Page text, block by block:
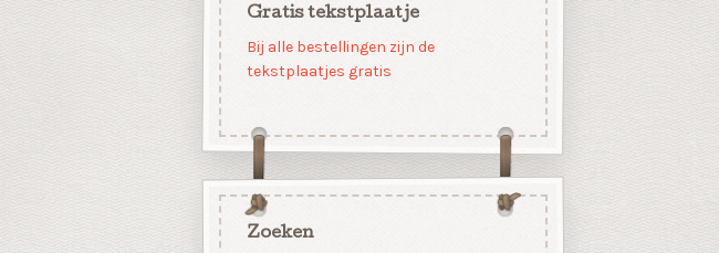
Gratis tekstplaatje
Bij alle bestellingen zijn de
tekstplaatjes gratis
Zoeken